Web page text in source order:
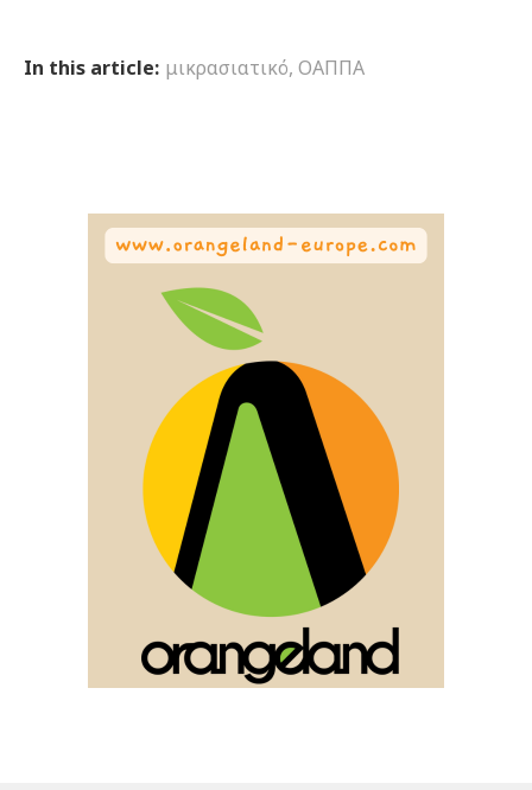
In this article: μικρασιατικό, ΟΑΠΠΑ